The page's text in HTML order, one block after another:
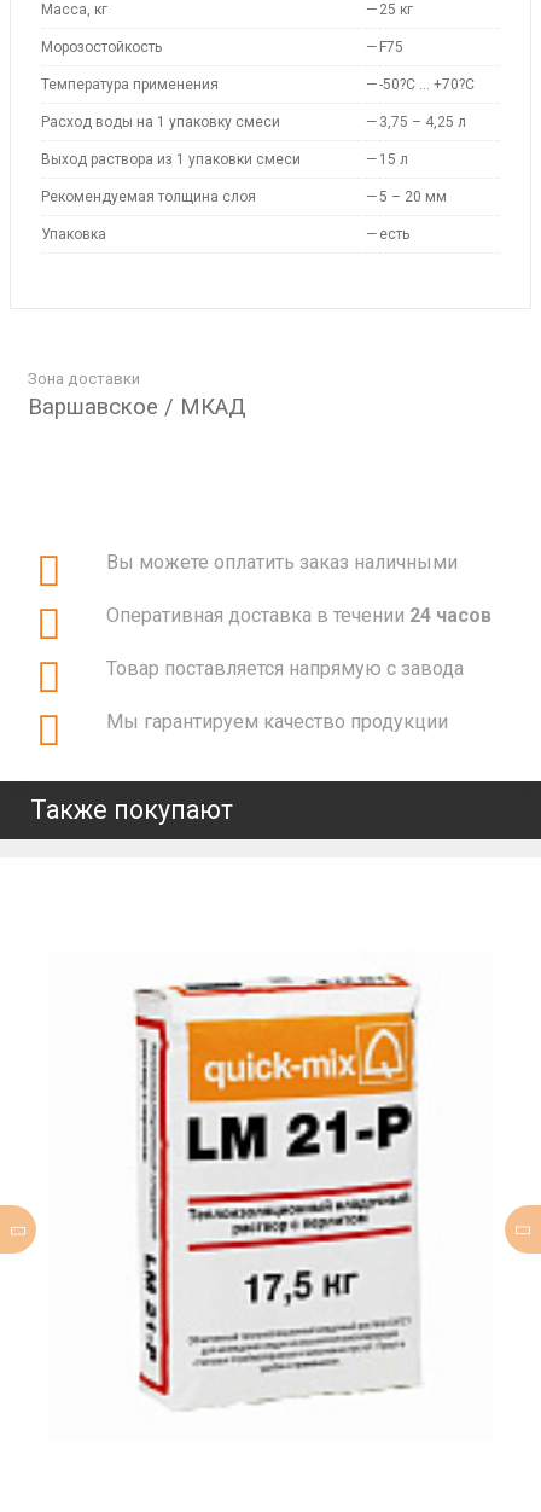
Масса, кг — 25 кг
Морозостойкость — F75
Температура применения —-50?С … +70?С
Расход воды на 1 упаковку смеси — 3,75 – 4,25 л
Выход раствора из 1 упаковки смеси — 15 л
Рекомендуемая толщина слоя —5 – 20 мм
Упаковка — есть
Зона доставки
Варшавское / МКАД
Вы можете оплатить заказ наличными
Оперативная доставка в течении 24 часов
Товар поставляется напрямую с завода
Мы гарантируем качество продукции
Также покупают